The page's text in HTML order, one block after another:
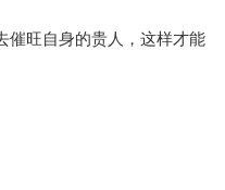
催旺自身的贵人，这样才能